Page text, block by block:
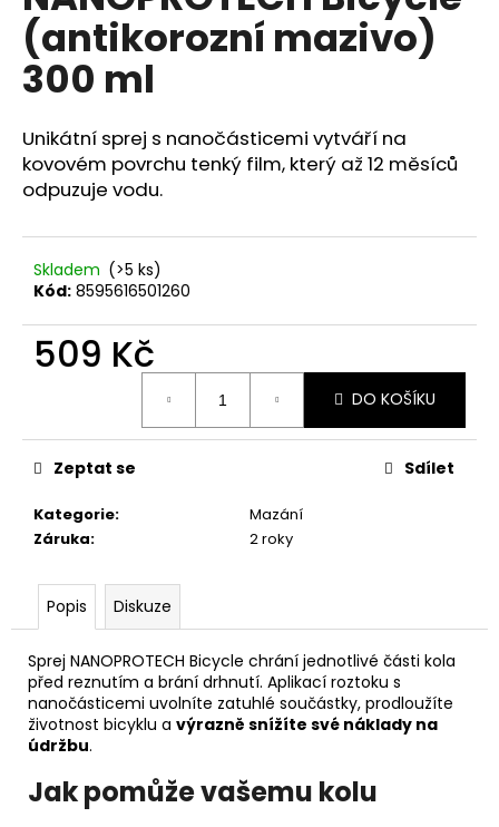
0,0
z
5
hvězdiček.
(antikorozní mazivo)
300 ml
Unikátní sprej s nanočásticemi vytváří na
kovovém povrchu tenký film, který až 12 měsíců
odpuzuje vodu.
Skladem (>5 ks)
Kód: 8595616501260
509 Kč
DO KOŠÍKU
Kategorie:
Mazání
Záruka: 2 roky
Zeptat se Sdílet
Popis Diskuze
Sprej NANOPROTECH Bicycle chrání jednotlivé části kola
před reznutím a brání drhnutí. Aplikací roztoku s
nanočásticemi uvolníte zatuhlé součástky, prodloužíte
životnost bicyklu a výrazně snížíte své náklady na
údržbu.
Jak pomůže vašemu kolu
a
j
í
?
D
u
č
u
e